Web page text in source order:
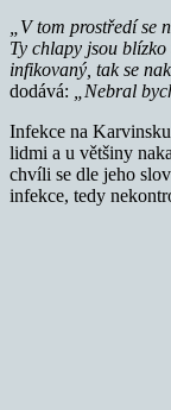
„V tom prostředí se
Ty chlapy jsou
infikovaný, tak se
dodává:
„Nebral
Infekce na
lidmi a u většiny
chvíli se dle jeho
infekce, tedy